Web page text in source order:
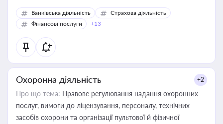
Банківська діяльність
Страхова діяльність
Фінансові послуги
+13
Охоронна діяльність +2
Про що тема: Правове регулювання надання охоронних
послуг, вимоги до ліцензування, персоналу, технічних
засобів охорони та організації пультової й фізичної